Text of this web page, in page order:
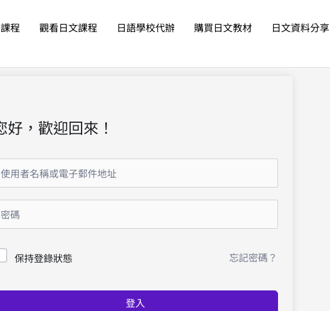
程 觀看日文課程 日語學校代辦 購買日文教材
日文資料分享
好，歡迎回來！
保持登錄狀態 忘記密碼？
登入